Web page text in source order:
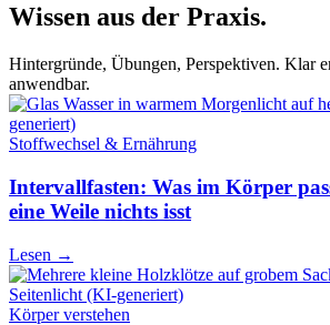
Wissen aus der Praxis.
Hintergründe, Übungen, Perspektiven. Klar
anwendbar.
Stoffwechsel & Ernährung
Intervallfasten: Was im Körper
eine Weile nichts isst
Lesen →
Körper verstehen